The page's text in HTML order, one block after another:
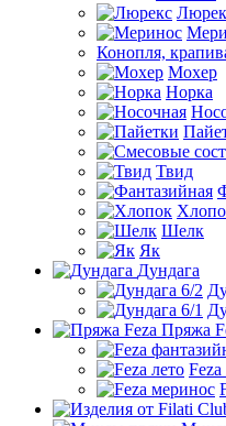
Конопля,
Мохер
Норка
Твид
Шелк
Як
Дундага
Пряжа
Feza